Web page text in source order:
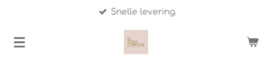
naar
Snelle levering